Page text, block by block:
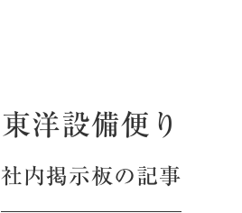
東洋設備便り
社内掲示板の記事